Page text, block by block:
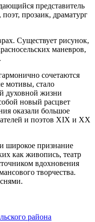
представитель
прозаик, драматург
Существует рисунок,
маневров,
сочетаются
мотивы, стало
духовной жизни
новый расцвет
оказали большое
и поэтов XIX и XX
широкое признание
как живопись, театр
вдохновения
творчества.
района